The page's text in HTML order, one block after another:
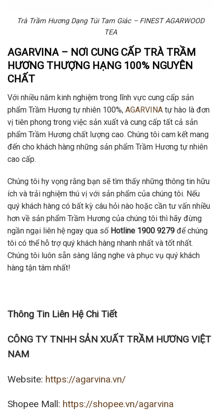
Trà Trầm Hương Dạng Túi Tam Giác – FINEST AGARWOOD
TEA
AGARVINA – NƠI CUNG CẤP TRÀ TRẦM
HƯƠNG THƯỢNG HẠNG 100% NGUYÊN
CHẤT
Với nhiều năm kinh nghiệm trong lĩnh vực cung cấp sản
phẩm Trầm Hương tự nhiên 100%, AGARVINA tự hào là đơn
vị tiên phong trong việc sản xuất và cung cấp tất cả sản
phẩm Trầm Hương chất lượng cao. Chúng tôi cam kết mang
đến cho khách hàng những sản phẩm Trầm Hương tự nhiên
cao cấp.
Chúng tôi hy vọng rằng bạn sẽ tìm thấy những thông tin hữu
ích và trải nghiệm thú vị với sản phẩm của chúng tôi. Nếu
quý khách hàng có bất kỳ câu hỏi nào hoặc cần tư vấn nhiều
hơn về sản phẩm Trầm Hương của chúng tôi thì hãy đừng
ngần ngại liên hệ ngay qua số Hotline 1900 9279 để chúng
tôi có thể hỗ trợ quý khách hàng nhanh nhất và tốt nhất.
Chúng tôi luôn sẵn sàng lắng nghe và phục vụ quý khách
hàng tận tâm nhất!
Thông Tin Liên Hệ Chi Tiết
CÔNG TY TNHH SẢN XUẤT TRẦM HƯƠNG VIỆT
NAM
Website: https://agarvina.vn/
Shopee Mall: https://shopee.vn/agarvina